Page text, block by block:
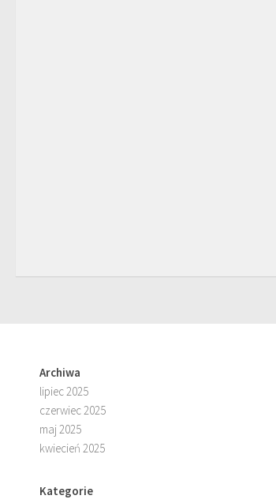
Archiwa
lipiec 2025
czerwiec 2025
maj 2025
kwiecień 2025
Kategorie